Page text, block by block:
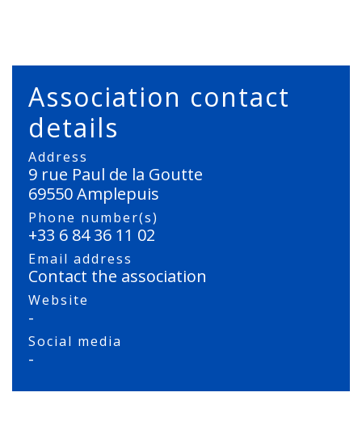
Association contact
details
Address
9 rue Paul de la Goutte
69550 Amplepuis
Phone number(s)
+33 6 84 36 11 02
Email address
Contact the association
Website
-
Social media
-